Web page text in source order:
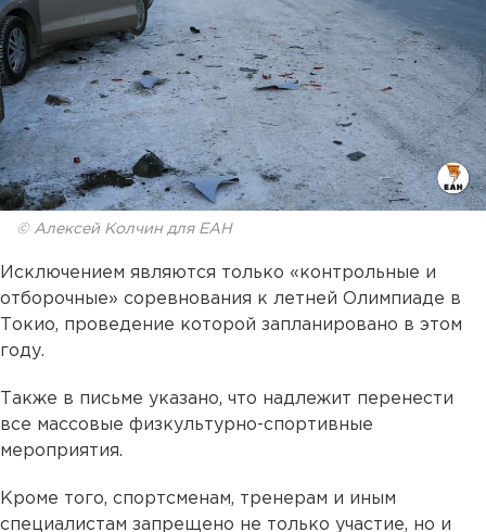
© Алексей Колчин для ЕАН
Исключением являются только «контрольные и
отборочные» соревнования к летней Олимпиаде в
Токио, проведение которой запланировано в этом
году.
Также в письме указано, что надлежит перенести
все массовые физкультурно-спортивные
мероприятия.
Кроме того, спортсменам, тренерам и иным
специалистам запрещено не только участие, но и